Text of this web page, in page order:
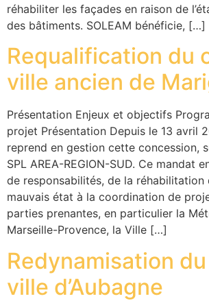
réhabiliter les façades en raison de
des bâtiments. SOLEAM bénéficie, […]
Requalification du
ville ancien de
Présentation Enjeux et objectifs
projet Présentation Depuis le 13 avril
reprend en gestion cette concession,
SPL AREA-REGION-SUD. Ce mandat
de responsabilités, de la réhabilitation
mauvais état à la coordination de
parties prenantes, en particulier la
Marseille-Provence, la Ville […]
Redynamisation
ville d’Aubagne